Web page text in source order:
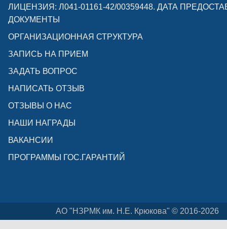
ЛИЦЕНЗИЯ: Л041-01161-42/00359448. ДАТА
ДОКУМЕНТЫ
ОРГАНИЗАЦИОННАЯ СТРУКТУРА
ЗАПИСЬ НА ПРИЕМ
ЗАДАТЬ ВОПРОС
НАПИСАТЬ ОТЗЫВ
ОТЗЫВЫ О НАС
НАШИ НАГРАДЫ
ВАКАНСИИ
ПРОГРАММЫ ГОС.ГАРАНТИЙ
АО "НЗРМК им. Н.Е. Крюкова" © 2016-2026